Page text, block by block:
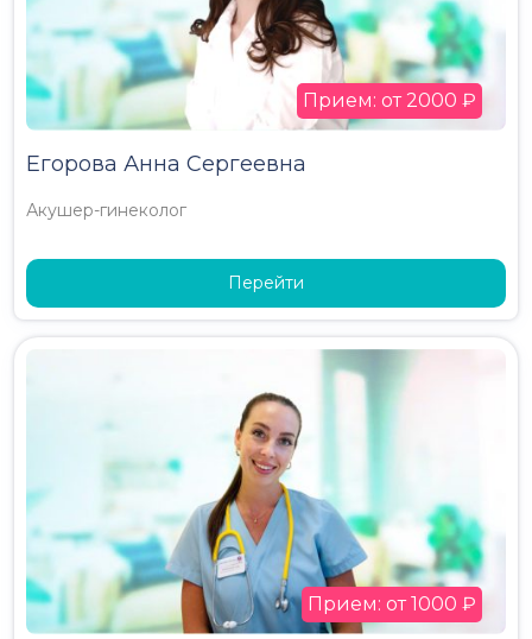
Егорова Анна Сергеевна
Акушер-гинеколог
Прием: от 2000 ₽
Перейти
Прием: от 1000 ₽